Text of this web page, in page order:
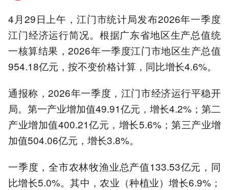
4月29日上午，江门市统计局发布2026年一季度
江门经济运行简况。根据广东省地区生产总值统
一核算结果，2026年一季度江门市地区生产总值
954.18亿元，按不变价格计算，同比增长4.6%。
通报称，2026年一季度，江门市经济运行平稳开
局。第一产业增加值49.91亿元，增长4.2%；第二
产业增加值400.21亿元，增长5.6%；第三产业增
加值504.06亿元，增长3.8%。
一季度，全市农林牧渔业总产值133.53亿元，同
比增长5.0%。其中，农业（种植业）增长6.9%；